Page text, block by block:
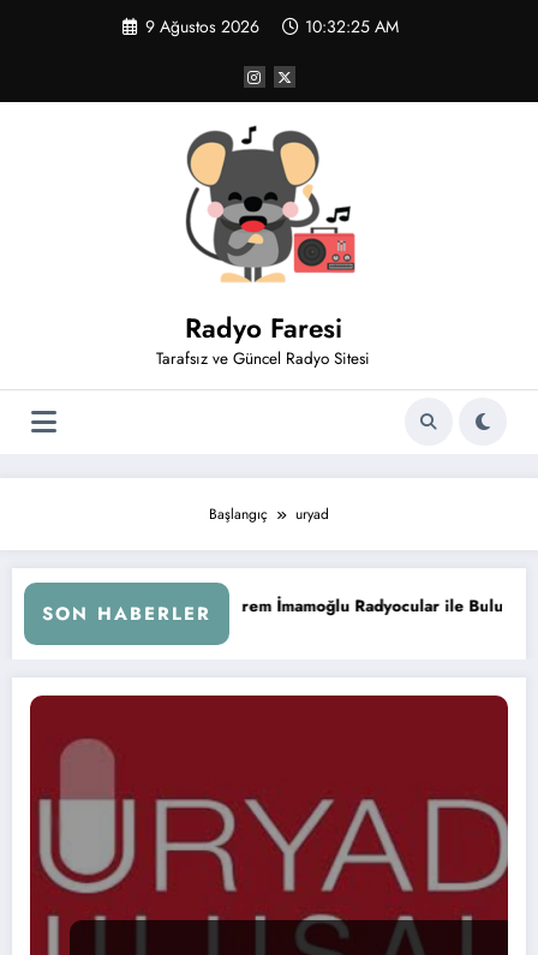
9 Ağustos 2026 10:32:26 AM
Radyo Faresi
Tarafsız ve Güncel Radyo Sitesi
Başlangıç uryad
SON HABERLER
ile Buluştu İstanbul’da Radyo Cızırtısı Sona Eriyor!